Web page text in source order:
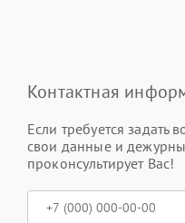
Контактная
Если требуется задать
свои данные и
проконсультирует Вас!